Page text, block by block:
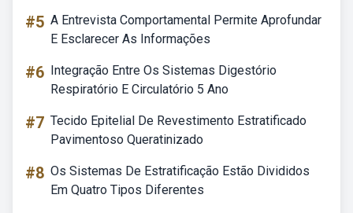
#5 A Entrevista Comportamental Permite Aprofundar
E Esclarecer As Informações
#6 Integração Entre Os Sistemas Digestório
Respiratório E Circulatório 5 Ano
#7 Tecido Epitelial De Revestimento Estratificado
Pavimentoso Queratinizado
#8 Os Sistemas De Estratificação Estão Divididos
Em Quatro Tipos Diferentes